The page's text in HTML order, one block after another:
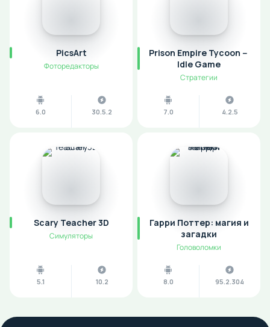
PicsArt
Фоторедакторы
6.0 30.5.2
Prison Empire Tycoon－
Idle Game
Стратегии
7.0 4.2.5
Scary Teacher 3D
Симуляторы
5.1 10.2
Гарри Поттер: магия и
загадки
Головоломки
8.0 95.2.304